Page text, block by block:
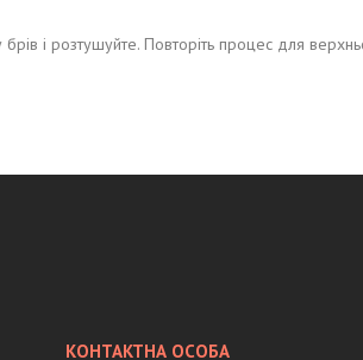
і розтушуйте. Повторіть процес для